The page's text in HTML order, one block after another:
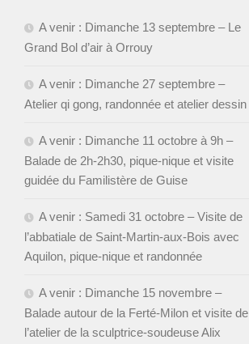
A venir : Dimanche 13 septembre – Le
Grand Bol d’air à Orrouy
A venir : Dimanche 27 septembre –
Atelier qi gong, randonnée et atelier dessin
A venir : Dimanche 11 octobre à 9h –
Balade de 2h-2h30, pique-nique et visite
guidée du Familistère de Guise
A venir : Samedi 31 octobre – Visite de
l’abbatiale de Saint-Martin-aux-Bois avec
Aquilon, pique-nique et randonnée
A venir : Dimanche 15 novembre –
Balade autour de la Ferté-Milon et visite de
l’atelier de la sculptrice-soudeuse Alix